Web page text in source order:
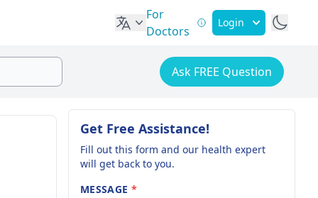
For
Doctors
Login
Ask FREE Question
Get Free Assistance!
Fill out this form and our health expert
will get back to you.
MESSAGE *